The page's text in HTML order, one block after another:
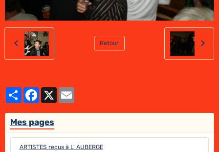
Retour
PartagerFacebook
X
Mes pages
ARTISTES reçus à L' AUBERGE